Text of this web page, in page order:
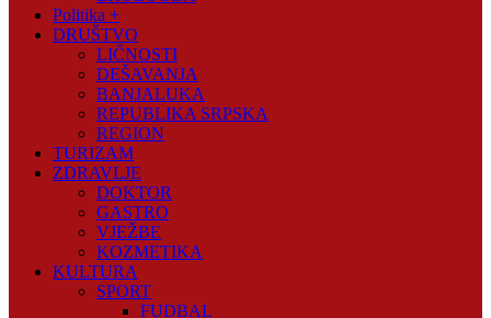
Politika +
DRUŠTVO
LIČNOSTI
DEŠAVANJA
BANJALUKA
REPUBLIKA SRPSKA
REGION
TURIZAM
ZDRAVLJE
DOKTOR
GASTRO
VJEŽBE
KOZMETIKA
KULTURA
SPORT
FUDBAL